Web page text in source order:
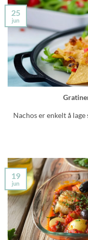
Nachos er enkelt å
25
jun
19
jun